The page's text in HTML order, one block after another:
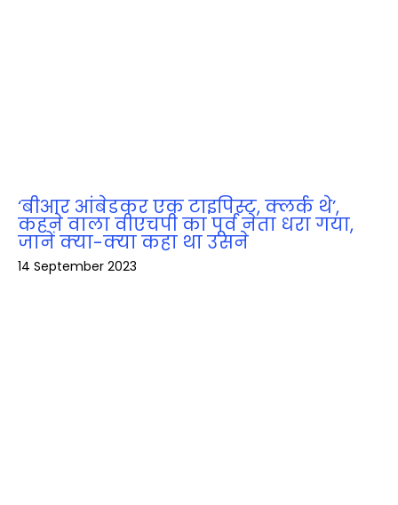
‘बीआर आंबेडकर एक टाइपिस्ट, क्लर्क थे’,
कहने वाला वीएचपी का पूर्व नेता धरा गया,
जानें क्‍या-क्‍या कहा था उसने
14 September 2023